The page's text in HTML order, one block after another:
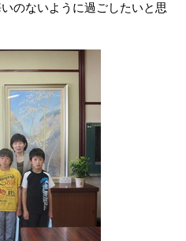
のないように過ごしたいと思